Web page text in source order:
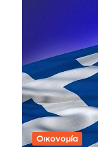
Οικονομία